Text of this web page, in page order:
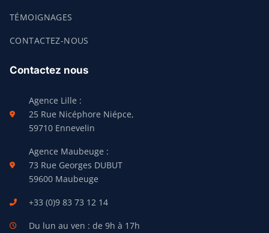
TÉMOIGNAGES
CONTACTEZ-NOUS
Contactez nous
Agence Lille :
25 Rue Nicéphore Niépce,
59710 Ennevelin
Agence Maubeuge :
73 Rue Georges DUBUT
59600 Maubeuge
+33 (0)9 83 73 12 14
Du lun au ven : de 9h à 17h